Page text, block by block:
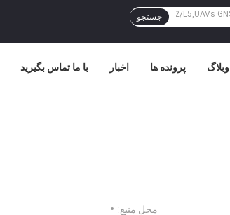
جستجو
با ما تماس بگیرید اخبار پرونده ها وبلاگ
محل منبع: